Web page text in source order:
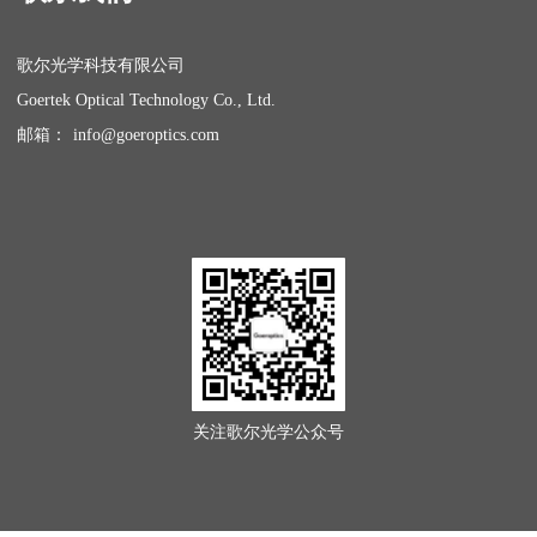
歌尔光学科技有限公司
Goertek Optical Technology Co., Ltd.
邮箱：
info@goeroptics.com
关注歌尔光学公众号